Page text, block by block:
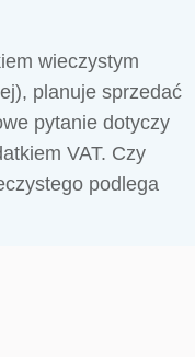
wieczystym
planuje sprzedać
pytanie dotyczy
VAT. Czy
podlega